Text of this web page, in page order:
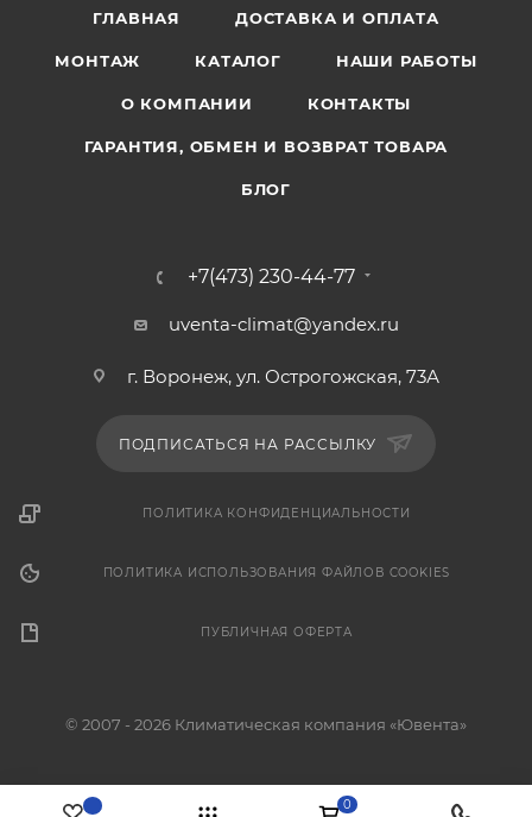
ГЛАВНАЯ ДОСТАВКА И ОПЛАТА
МОНТАЖ КАТАЛОГ НАШИ РАБОТЫ
О КОМПАНИИ КОНТАКТЫ
ГАРАНТИЯ, ОБМЕН И ВОЗВРАТ ТОВАРА
БЛОГ
+7(473) 230-44-77
uventa-climat@yandex.ru
г. Воронеж, ул. Острогожская, 73А
ПОДПИСАТЬСЯ НА РАССЫЛКУ
ПОЛИТИКА КОНФИДЕНЦИАЛЬНОСТИ
ПОЛИТИКА ИСПОЛЬЗОВАНИЯ ФАЙЛОВ COOKIES
ПУБЛИЧНАЯ ОФЕРТА
© 2007 - 2026 Климатическая компания «Ювента»
0